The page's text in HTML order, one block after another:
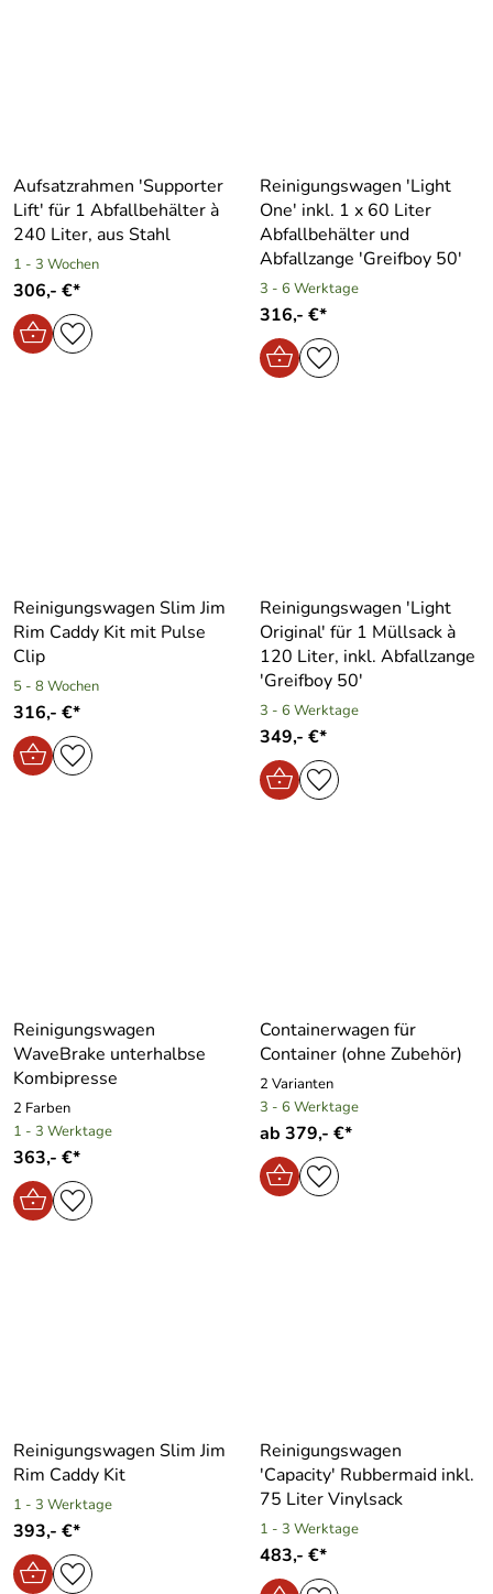
Aufsatzrahmen ′Supporter
Lift′ für 1 Abfallbehälter à
240 Liter, aus Stahl
1 - 3 Wochen
306,- €*
Reinigungswagen ′Light
One′ inkl. 1 x 60 Liter
Abfallbehälter und
Abfallzange ′Greifboy 50′
3 - 6 Werktage
316,- €*
Reinigungswagen Slim Jim
Rim Caddy Kit mit Pulse
Clip
5 - 8 Wochen
316,- €*
Reinigungswagen ′Light
Original′ für 1 Müllsack à
120 Liter, inkl. Abfallzange
′Greifboy 50′
3 - 6 Werktage
349,- €*
Reinigungswagen
WaveBrake unterhalbse
Kombipresse
2 Farben
1 - 3 Werktage
363,- €*
Containerwagen für
Container (ohne Zubehör)
2 Varianten
3 - 6 Werktage
ab 379,- €*
Reinigungswagen Slim Jim
Rim Caddy Kit
1 - 3 Werktage
393,- €*
Reinigungswagen
′Capacity′ Rubbermaid inkl.
75 Liter Vinylsack
1 - 3 Werktage
483,- €*